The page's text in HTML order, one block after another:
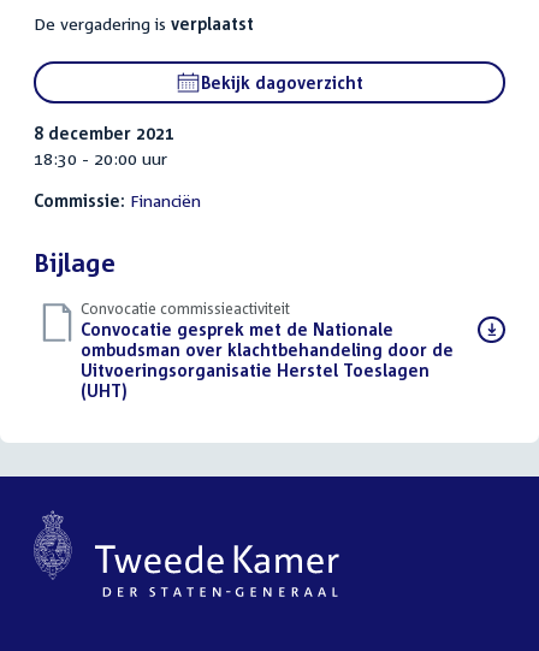
De vergadering is verplaatst
Bekijk dagoverzicht
8 december 2021
18:30 - 20:00 uur
Commissie: Financiën
Bijlage
Convocatie commissieactiviteit
Download
bestand:
Convocatie gesprek met de Nationale
ombudsman over klachtbehandeling door de
Uitvoeringsorganisatie Herstel Toeslagen
(UHT)